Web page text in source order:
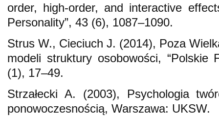
order, high-order, and interactive
Personality”, 43 (6), 1087–1090.
Strus W., Cieciuch J. (2014), Poza
modeli struktury osobowości, “Polskie
(1), 17–49.
Strzałecki A. (2003), Psychologia
ponowoczesnością, Warszawa: UKSW.